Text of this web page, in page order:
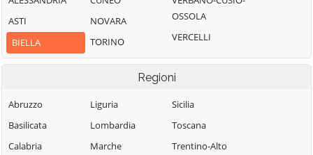
Casapinta
Castelletto Cervo
Cavaglià
Coggiola
Cossato
Crevacuore
Piedicavallo
Vallanzengo
Valle San Nicolao
Veglio
Verrone
Vigliano Biellese
Villa del Bosco
Villanova Biellese
ASTI
BIELLA
NOVARA
TORINO
OSSOLA
VERCELLI
Regioni
Abruzzo
Basilicata
Calabria
Liguria
Lombardia
Marche
Sicilia
Toscana
Trentino-Alto